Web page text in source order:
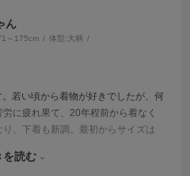
ん
～175cm 体型:大柄
若い頃から着物が好きでしたが、何
に疲れ果て、20年程前から着なく
、下着も新調。最初からサイズは
れた商品です。他も少しずつ揃え
を読む